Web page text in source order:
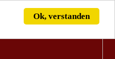
Ok, verstanden